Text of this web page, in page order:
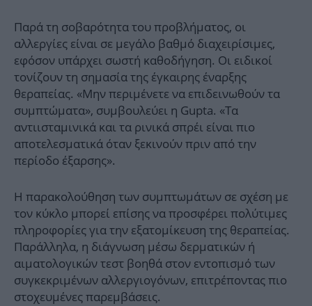
Παρά τη σοβαρότητα του προβλήματος, οι
αλλεργίες είναι σε μεγάλο βαθμό διαχειρίσιμες,
εφόσον υπάρχει σωστή καθοδήγηση. Οι ειδικοί
τονίζουν τη σημασία της έγκαιρης έναρξης
θεραπείας. «Μην περιμένετε να επιδεινωθούν τα
συμπτώματα», συμβουλεύει η Gupta. «Τα
αντιισταμινικά και τα ρινικά σπρέι είναι πιο
αποτελεσματικά όταν ξεκινούν πριν από την
περίοδο έξαρσης».
Η παρακολούθηση των συμπτωμάτων σε σχέση με
τον κύκλο μπορεί επίσης να προσφέρει πολύτιμες
πληροφορίες για την εξατομίκευση της θεραπείας.
Παράλληλα, η διάγνωση μέσω δερματικών ή
αιματολογικών τεστ βοηθά στον εντοπισμό των
συγκεκριμένων αλλεργιογόνων, επιτρέποντας πιο
στοχευμένες παρεμβάσεις.